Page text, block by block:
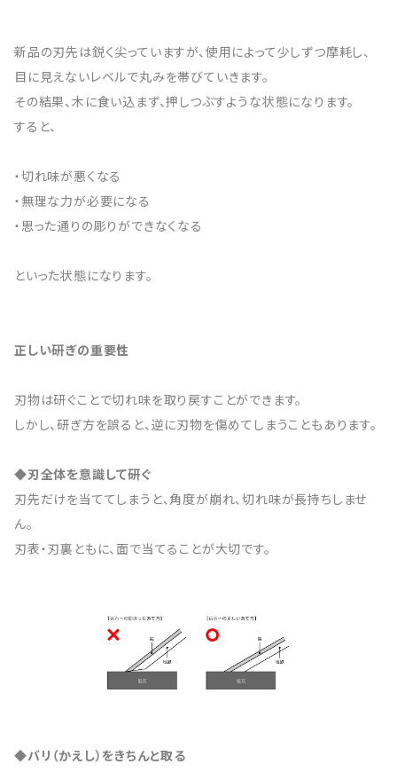
新品の刃先は鋭く尖っていますが、使用によって少しずつ摩耗し、
目に見えないレベルで丸みを帯びていきます。
その結果、木に食い込まず、押しつぶすような状態になります。
すると、
・切れ味が悪くなる
・無理な力が必要になる
・思った通りの彫りができなくなる
といった状態になります。
正しい研ぎの重要性
刃物は研ぐことで切れ味を取り戻すことができます。
しかし、研ぎ方を誤ると、逆に刃物を傷めてしまうこともあります。
◆刃全体を意識して研ぐ
刃先だけを当ててしまうと、角度が崩れ、切れ味が長持ちしませ
ん。
刃表・刃裏ともに、面で当てることが大切です。
◆バリ（かえし）をきちんと取る